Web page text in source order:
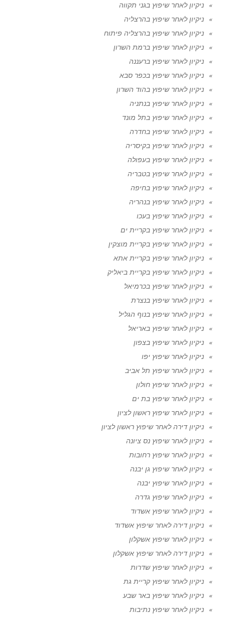
ניקיון לאחר שיפוץ בגני תקווה
ניקיון לאחר שיפוץ בהרצליה
ניקיון לאחר שיפוץ בהרצליה פיתוח
ניקיון לאחר שיפוץ ברמת השרון
ניקיון לאחר שיפוץ ברעננה
ניקיון לאחר שיפוץ בכפר סבא
ניקיון לאחר שיפוץ בהוד השרון
ניקיון לאחר שיפוץ בנתניה
ניקיון לאחר שיפוץ בתל מונד
ניקיון לאחר שיפוץ בחדרה
ניקיון לאחר שיפוץ בקיסריה
ניקיון לאחר שיפוץ בעפולה
ניקיון לאחר שיפוץ בטבריה
ניקיון לאחר שיפוץ בחיפה
ניקיון לאחר שיפוץ בנהריה
ניקיון לאחר שיפוץ בעכו
ניקיון לאחר שיפוץ בקריית ים
ניקיון לאחר שיפוץ בקריית מוצקין
ניקיון לאחר שיפוץ בקריית אתא
ניקיון לאחר שיפוץ בקריית ביאליק
ניקיון לאחר שיפוץ בכרמיאל
ניקיון לאחר שיפוץ בנצרת
ניקיון לאחר שיפוץ בנוף הגליל
ניקיון לאחר שיפוץ באריאל
ניקיון לאחר שיפוץ בצפון
ניקיון לאחר שיפוץ יפו
ניקיון לאחר שיפוץ תל אביב
ניקיון לאחר שיפוץ חולון
ניקיון לאחר שיפוץ בת ים
ניקיון לאחר שיפוץ ראשון לציון
ניקיון דירה לאחר שיפוץ ראשון לציון
ניקיון לאחר שיפוץ נס ציונה
ניקיון לאחר שיפוץ רחובות
ניקיון לאחר שיפוץ גן יבנה
ניקיון לאחר שיפוץ יבנה
ניקיון לאחר שיפוץ גדרה
ניקיון לאחר שיפוץ אשדוד
ניקיון דירה לאחר שיפוץ אשדוד
ניקיון לאחר שיפוץ אשקלון
ניקיון דירה לאחר שיפוץ אשקלון
ניקיון לאחר שיפוץ שדרות
ניקיון לאחר שיפוץ קריית גת
ניקיון לאחר שיפוץ באר שבע
ניקיון לאחר שיפוץ נתיבות